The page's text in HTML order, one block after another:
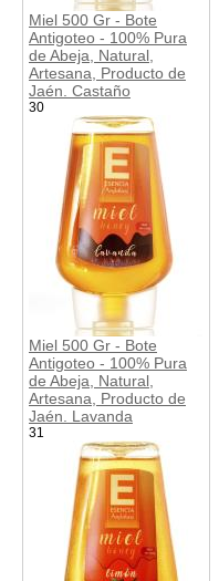
Miel 500 Gr - Bote
Antigoteo - 100% Pura
de Abeja, Natural,
Artesana, Producto de
Jaén. Castaño
30
Miel 500 Gr - Bote
Antigoteo - 100% Pura
de Abeja, Natural,
Artesana, Producto de
Jaén. Lavanda
31